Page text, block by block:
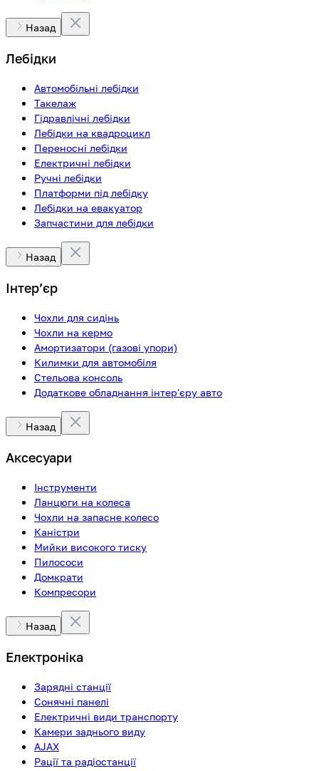
Назад
Лебідки
Автомобільні лебідки
Такелаж
Гідравлічні лебідки
Лебідки на квадроцикл
Переносні лебідки
Електричні лебідки
Ручні лебідки
Платформи під лебідку
Лебідки на евакуатор
Запчастини для лебідки
Назад
Інтерʼєр
Чохли для сидінь
Чохли на кермо
Амортизатори (газові упори)
Килимки для автомобіля
Стельова консоль
Додаткове обладнання інтер'єру авто
Назад
Аксесуари
Інструменти
Ланцюги на колеса
Чохли на запасне колесо
Каністри
Мийки високого тиску
Пилососи
Домкрати
Компресори
Назад
Електроніка
Зарядні станції
Сонячні панелі
Електричні види транспорту
Камери заднього виду
AJAX
Рації та радіостанції